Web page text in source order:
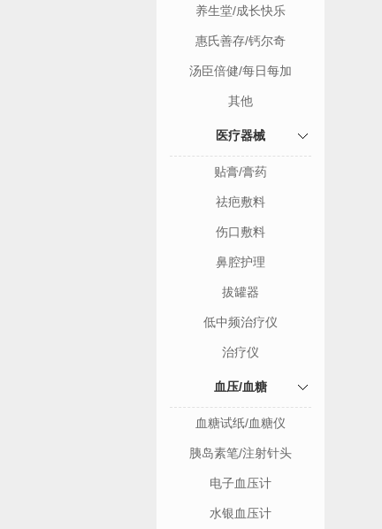
养生堂/成长快乐
惠氏善存/钙尔奇
汤臣倍健/每日每加
其他
医疗器械
贴膏/膏药
祛疤敷料
伤口敷料
鼻腔护理
拔罐器
低中频治疗仪
治疗仪
血压/血糖
血糖试纸/血糖仪
胰岛素笔/注射针头
电子血压计
水银血压计